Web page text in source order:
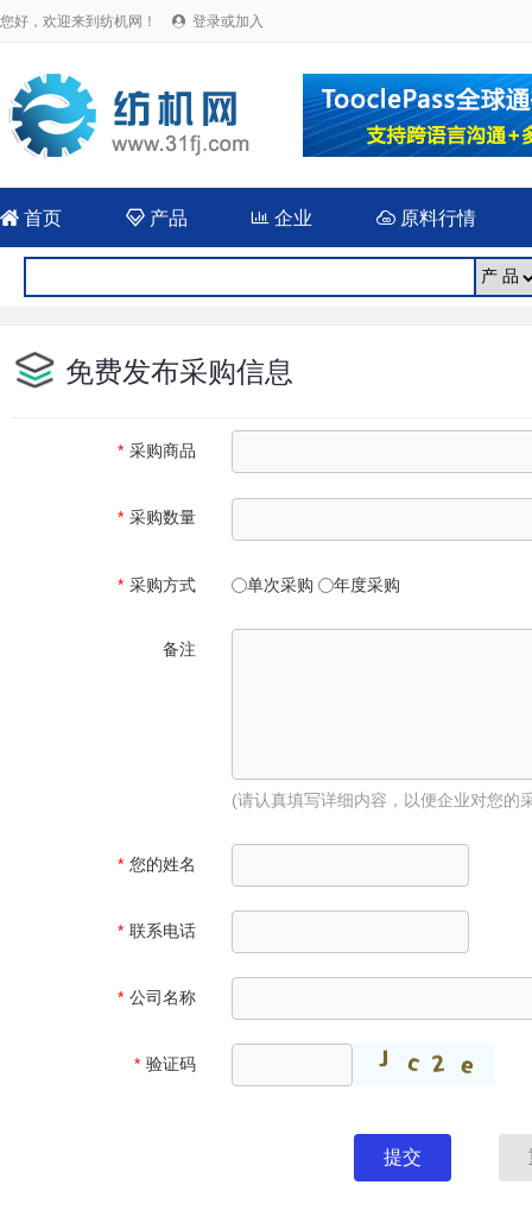
您好，欢迎来到纺机网！  登录或加入
 首页 产品  企业 原料行情
免费发布采购信息
* 采购商品
* 采购数量
* 采购方式 单次采购 年度采购
备注
(请认真填写详细内容，以便企业对您的
* 您的姓名
* 联系电话
* 公司名称
* 验证码
提交